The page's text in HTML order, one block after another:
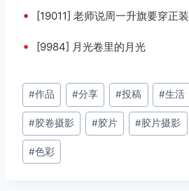
• [19011] 老师说周一升旗要穿正装
• [9984] 月光卷里的月光
文
章
标
签：
#作品 #分享 #投稿 #生活
#胶卷摄影 #胶片 #胶片摄影
#色彩